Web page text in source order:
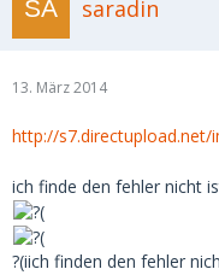
saradin
13. März 2014
http://s7.directupload.net/
ich finde den fehler nicht
?(iich finden den fehler